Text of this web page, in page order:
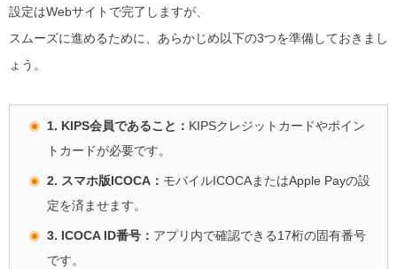
設定はWebサイトで完了しますが、
スムーズに進めるために、あらかじめ以下の3つを準備しておきまし
ょう。
1. KIPS会員であること： KIPSクレジットカードやポイン
トカードが必要です。
2. スマホ版ICOCA： モバイルICOCAまたはApple Payの設
定を済ませます。
3. ICOCA ID番号： アプリ内で確認できる17桁の固有番号
です。